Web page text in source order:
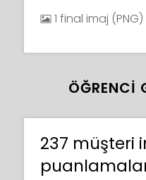
1 final imaj
ÖĞRENCI
237 müşteri